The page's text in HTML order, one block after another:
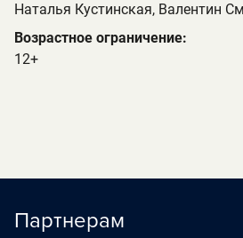
Наталья Кустинская, Валентин
Возрастное ограничение:
12+
Партнерам